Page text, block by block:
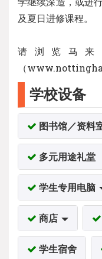
及夏日进修课程。
请浏览马
（
学校设备
图书馆／资料
多元用途礼堂
学生专用电脑
商店
学生宿舍